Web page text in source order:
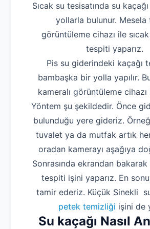
Sıcak su tesisatında su
yollarla bulunur. Mesela
görüntüleme cihazı ile
tespiti yaparız.
Pis su giderindeki kaçağı
bambaşka bir yolla yapılır.
kameralı görüntüleme
Yöntem şu şekildedir. Önce
bulunduğu yere gideriz.
tuvalet ya da mutfak artık
oradan kamerayı aşağıya
Sonrasında ekrandan
tespiti işini yaparız. En
tamir ederiz. Küçük Sinekli
petek temizliği işini de
Su kaçağı Nasıl